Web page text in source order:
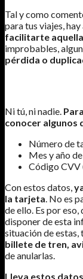
Tal y como
para tus viajes, hay
facilitarte
improbables,
pérdida o
Ni tú, ni nadie.
conocer algunos
Número de
Mes y año
Código CVV
Con estos datos,
la tarjeta . No es
de ello. Es por
disponer de esta
situación de estas,
billete de tren,
de anularlas.
Lleva estos